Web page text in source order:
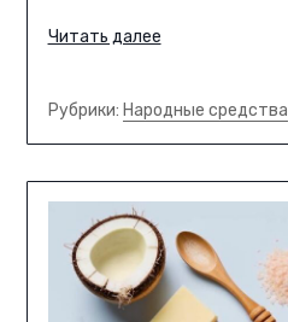
Читать далее
Рубрики: Народные средства